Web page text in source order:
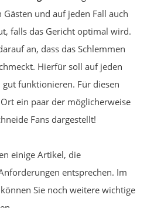
und auf jeden Fall auch
falls das Gericht optimal wird.
an, dass das Schlemmen
Hierfür soll auf jeden
gut funktionieren. Für diesen
ein paar der möglicherweise
Fans dargestellt!
einige Artikel, die
entsprechen. Im
Sie noch weitere wichtige